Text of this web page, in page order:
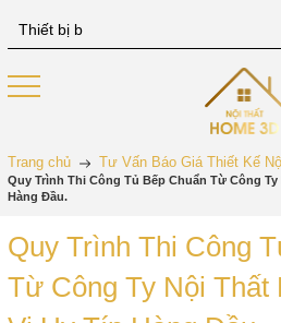
Trang chủ Tư Vấn Báo Giá Thiết Kế
Quy Trình Thi Công Tủ Bếp Chuẩn Từ Công
Hàng Đầu.
Quy Trình Thi Công
Từ Công Ty Nội